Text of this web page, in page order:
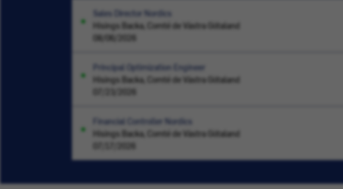
Sales Director Nordics
Hisings Backa, Comté de Västra Götaland
08/06/2026
Principal Optimization Engineer
Hisings Backa, Comté de Västra Götaland
07/23/2026
Financial Controller Nordics
Hisings Backa, Comté de Västra Götaland
07/17/2026